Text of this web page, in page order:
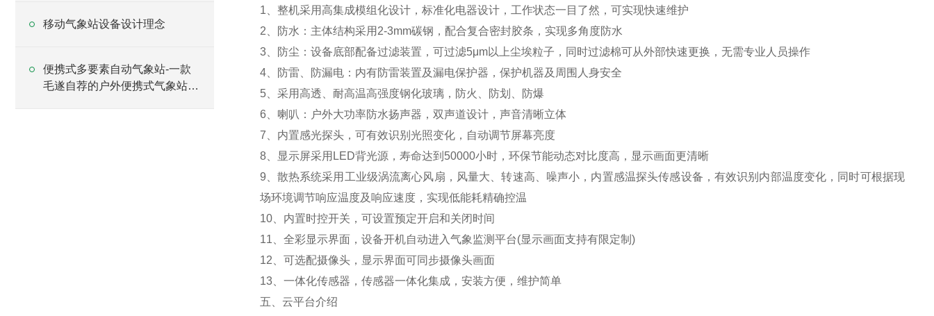
移动气象站设备设计理念
便携式多要素自动气象站-一款
毛遂自荐的户外便携式气象站
1、整机采用高集成模组化设计，标准化电器设计，工作状态一目了然，可实现快速维护
2、防水：主体结构采用2-3mm碳钢，配合复合密封胶条，实现多角度防水
3、防尘：设备底部配备过滤装置，可过滤5μm以上尘埃粒子，同时过滤棉可从外部快速更换，无需专业人员操作
4、防雷、防漏电：内有防雷装置及漏电保护器，保护机器及周围人身安全
5、采用高透、耐高温高强度钢化玻璃，防火、防划、防爆
6、喇叭：户外大功率防水扬声器，双声道设计，声音清晰立体
7、内置感光探头，可有效识别光照变化，自动调节屏幕亮度
8、显示屏采用LED背光源，寿命达到50000小时，环保节能动态对比度高，显示画面更清晰
9、散热系统采用工业级涡流离心风扇，风量大、转速高、噪声小，内置感温探头传感设备，有效识别内部温度变化，同时可根据现
场环境调节响应温度及响应速度，实现低能耗精确控温
10、内置时控开关，可设置预定开启和关闭时间
11、全彩显示界面，设备开机自动进入气象监测平台(显示画面支持有限定制)
12、可选配摄像头，显示界面可同步摄像头画面
13、一体化传感器，传感器一体化集成，安装方便，维护简单
五、云平台介绍